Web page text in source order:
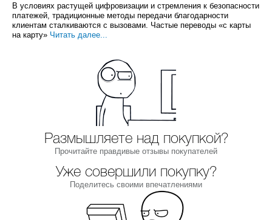
В условиях растущей цифровизации и стремления к безопасности
платежей, традиционные методы передачи благодарности
клиентам сталкиваются с вызовами. Частые переводы «с карты
на карту» Читать далее...
Размышляете над покупкой?
Прочитайте правдивые отзывы покупателей
Уже совершили покупку?
Поделитесь своими впечатлениями